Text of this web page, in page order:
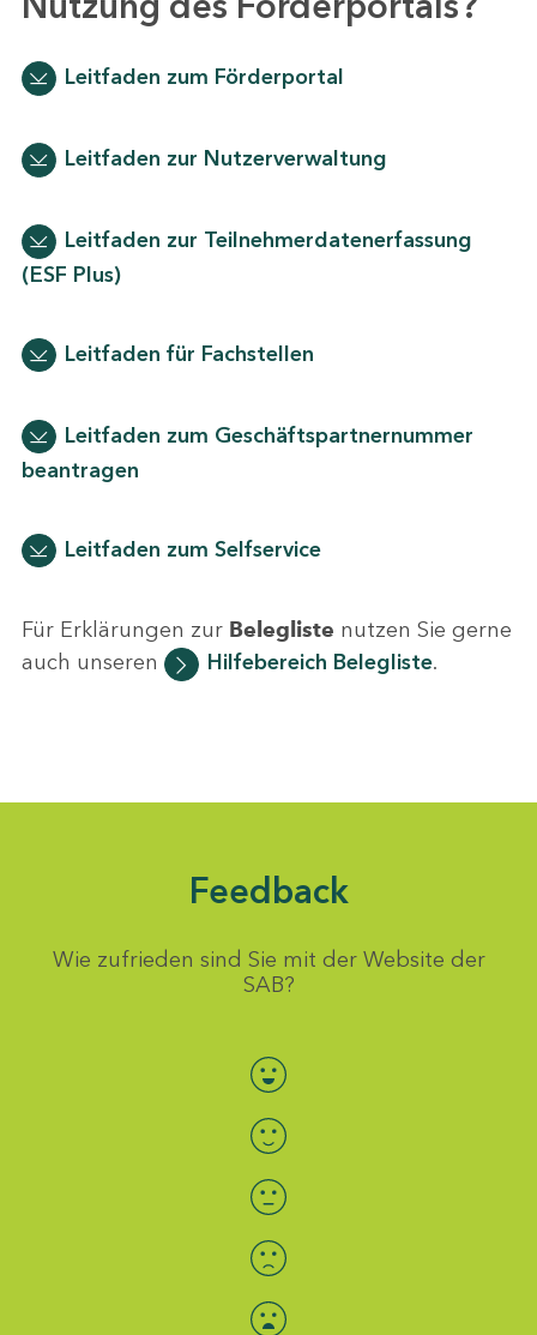
Leitfaden zum Förderportal
Leitfaden zur Nutzerverwaltung
Leitfaden zur Teilnehmerdatenerfassung
(ESF Plus)
Leitfaden für Fachstellen
Leitfaden zum Geschäftspartnernummer
beantragen
Leitfaden zum Selfservice
Für Erklärungen zur Belegliste nutzen Sie gerne
auch unseren
Hilfebereich Belegliste.
Feedback
Wie zufrieden sind Sie mit der Website der
SAB?
Bewertung auswählen